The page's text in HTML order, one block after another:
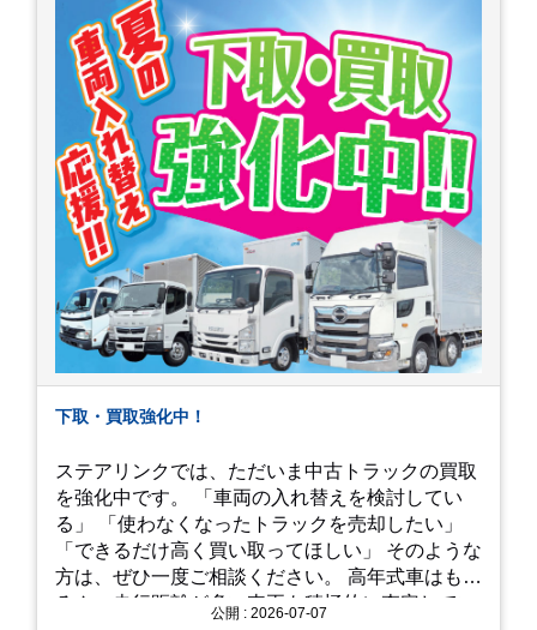
下取・買取強化中！
ステアリンクでは、ただいま中古トラックの買取
を強化中です。 「車両の入れ替えを検討してい
る」 「使わなくなったトラックを売却したい」
「できるだけ高く買い取ってほしい」 そのような
方は、ぜひ一度ご相談ください。 高年式車はもち
ろん、走行距離が多い車両も積極的に査定してい
公開 : 2026-07-07